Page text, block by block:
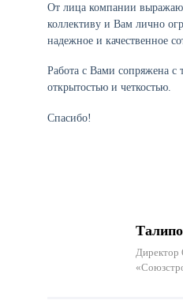
От лица компании
коллективу и Вам лично
надежное и качественное
Работа с Вами сопряжена с
открытостью и четкостью.
Спасибо!